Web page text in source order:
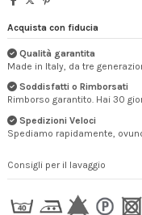
Acquista con fiducia
Qualità garantita
Made in Italy, da tre
Soddisfatti o Rimborsati
Rimborso garantito. Hai 30
Spedizioni Veloci
Spediamo rapidamente,
Consigli per il lavaggio